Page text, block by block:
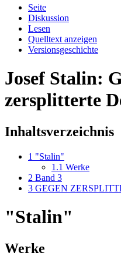
Seite
Diskussion
Lesen
Quelltext anzeigen
Versionsgeschichte
Josef Stalin:
zersplitterte
Inhaltsverzeichnis
1 "Stalin"
1.1 Werke
2 Band 3
3 GEGEN
"Stalin"
Werke